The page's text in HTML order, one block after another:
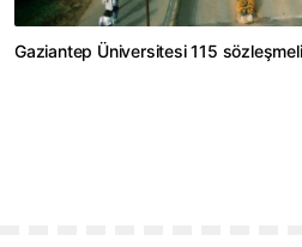
Gaziantep Üniversitesi 115